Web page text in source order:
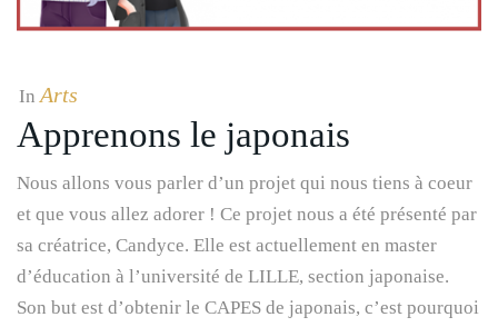
InArts
Apprenons le japonais
Nous allons vous parler d’un projet qui nous tiens à coeur
et que vous allez adorer ! Ce projet nous a été présenté par
sa créatrice, Candyce. Elle est actuellement en master
d’éducation à l’université de LILLE, section japonaise.
Son but est d’obtenir le CAPES de japonais, c’est pourquoi